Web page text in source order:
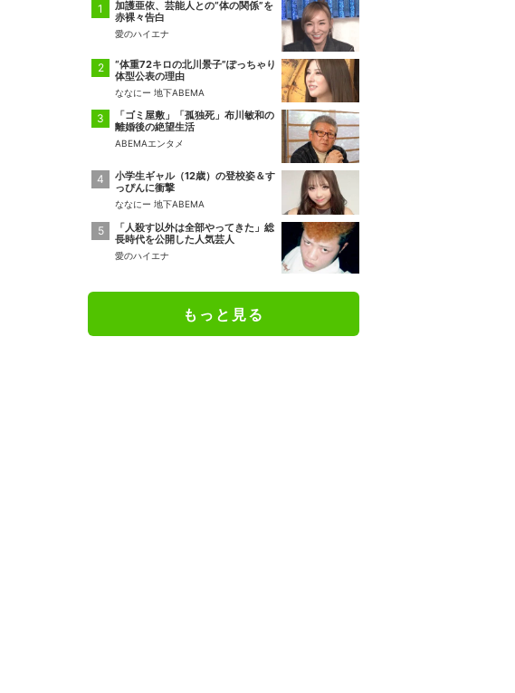
加護亜依、芸能人との“体の関係”を
赤裸々告白
愛のハイエナ
“体重72キロの北川景子”ぽっちゃり
体型公表の理由
ななにー 地下ABEMA
「ゴミ屋敷」「孤独死」布川敏和の
離婚後の絶望生活
ABEMAエンタメ
小学生ギャル（12歳）の登校姿＆す
っぴんに衝撃
ななにー 地下ABEMA
「人殺す以外は全部やってきた」総
長時代を公開した人気芸人
愛のハイエナ
もっと見る